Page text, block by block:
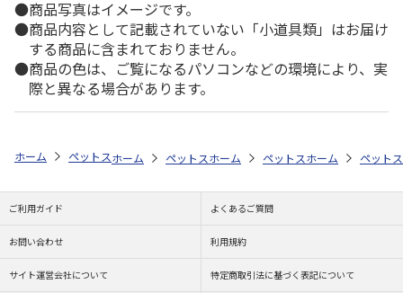
商品写真はイメージです。
商品内容として記載されていない「小道具類」はお届け
する商品に含まれておりません。
商品の色は、ご覧になるパソコンなどの環境により、実
際と異なる場合があります。
ホーム ペットストア フード フード（小動物用） フェレット
ホーム ペットストア フード フード（小動物用）
ホーム ペットストア フード
ホーム ペット
ご利用ガイド よくあるご質問
お問い合わせ 利用規約
サイト運営会社について 特定商取引法に基づく表記について